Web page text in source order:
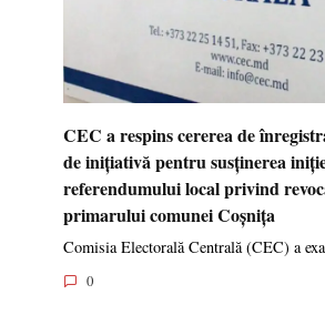
CEC a respins cererea de
de inițiativă pentru susținerea
referendumului local privind
primarului comunei Coșnița
Comisia Electorală Centrală (CEC) a
0